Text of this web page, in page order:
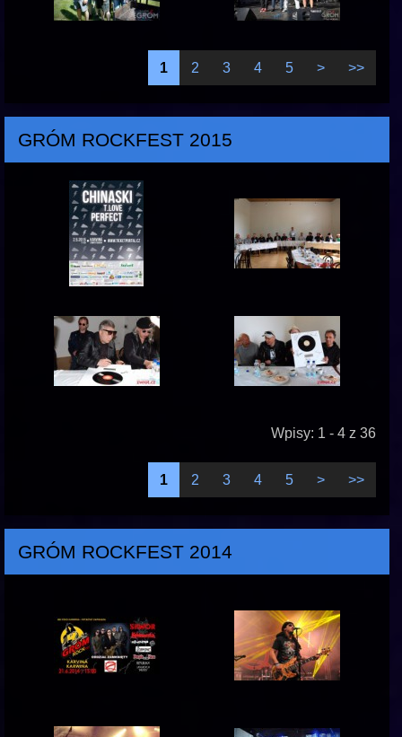
1 2 3 4 5 > >>
GRÓM ROCKFEST 2015
Wpisy: 1 - 4 z 36
1 2 3 4 5 > >>
GRÓM ROCKFEST 2014